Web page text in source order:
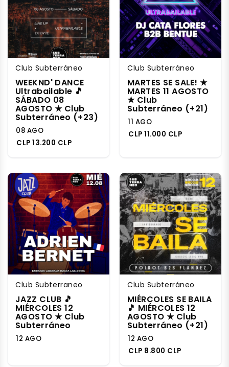
Club Subterráneo
WEEKND' DANCE
Ultrabailable 🎵
SÁBADO 08
AGOSTO ★ Club
Subterráneo (+23)
08 AGO
CLP 13.200 CLP
Club Subterráneo
MARTES SE SALE! ★
MARTES 11 AGOSTO
★ Club
Subterráneo (+21)
11 AGO
CLP 11.000 CLP
Club Subterraneo
JAZZ CLUB 🎵
MIÉRCOLES 12
AGOSTO ★ Club
Subterráneo
12 AGO
Club Subterráneo
MIÉRCOLES SE BAILA
🎵 MIÉRCOLES 12
AGOSTO ★ Club
Subterráneo (+21)
12 AGO
CLP 8.800 CLP